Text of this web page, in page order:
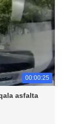
00:00:25
asfalta